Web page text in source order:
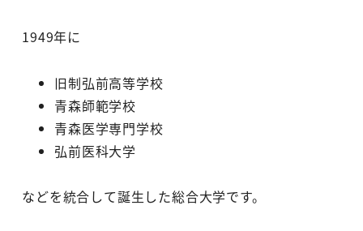
1949年に
旧制弘前高等学校
青森師範学校
青森医学専門学校
弘前医科大学
などを統合して誕生した総合大学です。